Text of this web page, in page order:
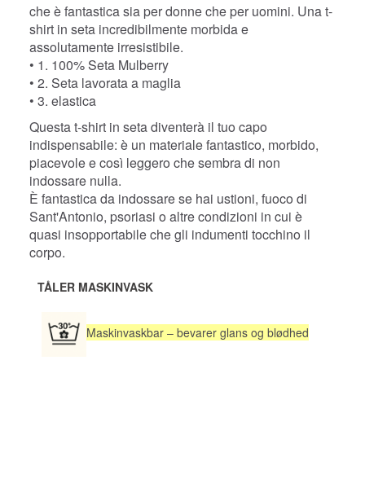
che è fantastica sia per donne che per uomini. Una t-
shirt in seta incredibilmente morbida e
assolutamente irresistibile.
• 1. 100% Seta Mulberry
• 2. Seta lavorata a maglia
• 3. elastica
Questa t-shirt in seta diventerà il tuo capo
indispensabile: è un materiale fantastico, morbido,
piacevole e così leggero che sembra di non
indossare nulla.
È fantastica da indossare se hai ustioni, fuoco di
Sant'Antonio, psoriasi o altre condizioni in cui è
quasi insopportabile che gli indumenti tocchino il
corpo.
TÅLER MASKINVASK
Maskinvaskbar – bevarer glans og blødhed